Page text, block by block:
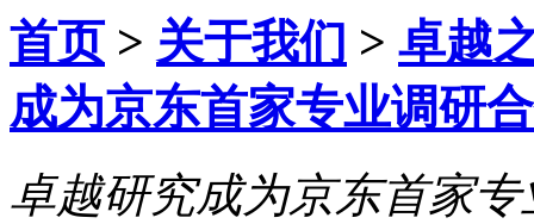
首页> 关于我们 > 卓越
成为京东首家专业调研
卓越研究成为京东首家